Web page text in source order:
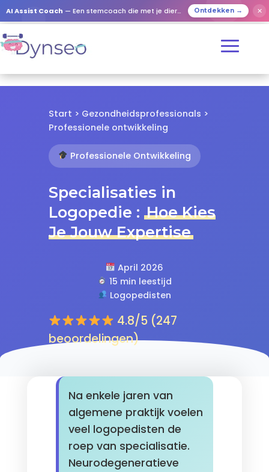
AI Assist Coach — Een stemcoach die met je dierbaren speelt Ontdekken → ✕
Start > Gezondheidsprofessionals >
Professionele ontwikkeling
Professionele Ontwikkeling
Specialisaties in
Logopedie : Hoe Kies
Je Jouw Expertise
April 2026
15 min leestijd
Logopedisten
4.8/5 (247
beoordelingen)
Na enkele jaren van
algemene praktijk voelen
veel logopedisten de
roep van specialisatie.
Neurodegeneratieve